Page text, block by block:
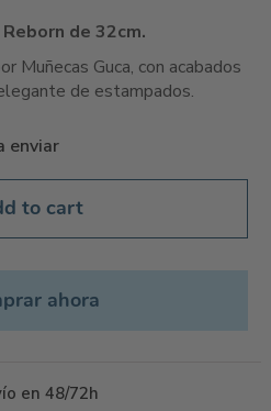
de 32cm.
Muñecas Guca, con acabados
de estampados.
enviar
to cart
ahora
en 48/72h